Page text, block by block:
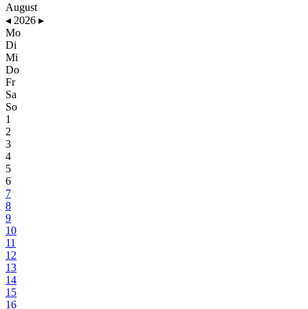
August
◂ 2026 ▸
Mo
Di
Mi
Do
Fr
Sa
So
1
2
3
4
5
6
7
8
9
10
11
12
13
14
15
16